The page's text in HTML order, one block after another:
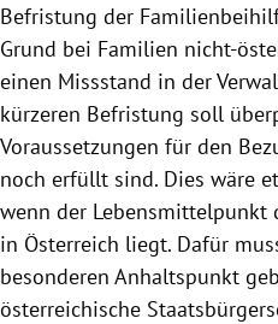
Befristung der
Grund bei Familien nicht-
einen Missstand in der
kürzeren Befristung soll
Voraussetzungen für den
noch erfüllt sind. Dies wäre
wenn der Lebensmittelpunkt
in Österreich liegt. Dafür
besonderen Anhaltspunkt
österreichische